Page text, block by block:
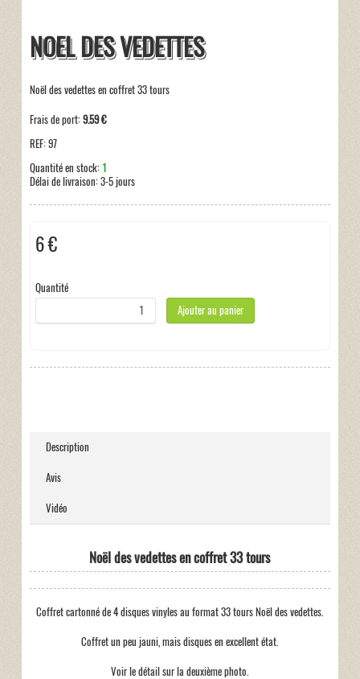
NOEL DES VEDETTES
Noël des vedettes en coffret 33 tours
Frais de port:9.59 €
REF:97
Quantité en stock: 1
Délai de livraison:3-5 jours
6 €
Quantité
Ajouter au panier
Description
Avis
Vidéo
Noël des vedettes en coffret 33 tours
Coffret cartonné de 4 disques vinyles au format 33 tours Noël des vedettes.
Coffret un peu jauni, mais disques en excellent état.
Voir le détail sur la deuxième photo.